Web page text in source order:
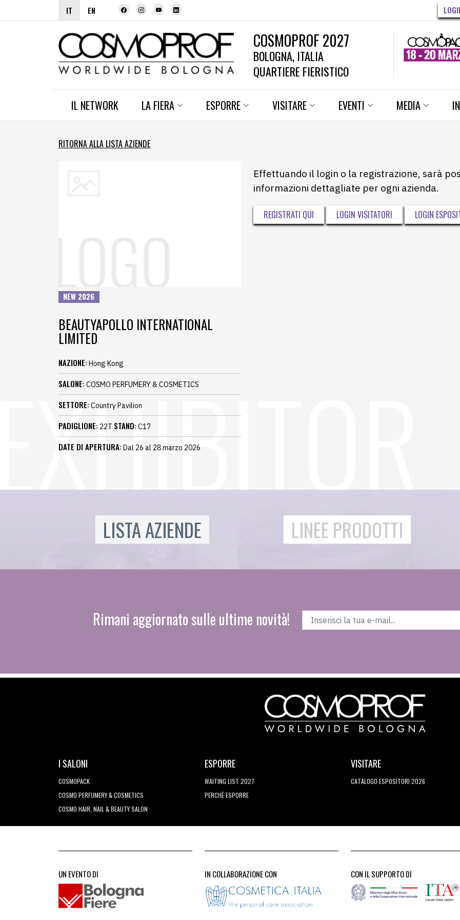
IT EN
COSMOPROF 2027
BOLOGNA, ITALIA
QUARTIERE FIERISTICO
IL NETWORK LA FIERA ESPORRE VISITARE EVENTI MEDIA
RITORNA ALLA LISTA AZIENDE
NEW 2026
BEAUTYAPOLLO INTERNATIONAL
LIMITED
NAZIONE: Hong Kong
SALONE: COSMO PERFUMERY & COSMETICS
SETTORE: Country Pavilion
PADIGLIONE: 22T STAND: C17
DATE DI APERTURA: Dal 26 al 28 marzo 2026
Effettuando il login o la registrazione, sarà
informazioni dettagliate per ogni azienda.
REGISTRATI QUI LOGIN VISITATORI LOGIN
LISTA AZIENDE LINEE PRODOTTI
Rimani aggiornato sulle ultime novità!
I SALONI
COSMOPACK
COSMO PERFUMERY & COSMETICS
COSMO HAIR, NAIL & BEAUTY SALON
ESPORRE
WAITING LIST 2027
PERCHÈ ESPORRE
VISITARE
CATALOGO ESPOSITORI 2026
UN EVENTO DI IN COLLABORAZIONE CON CON IL SUPPORTO DI